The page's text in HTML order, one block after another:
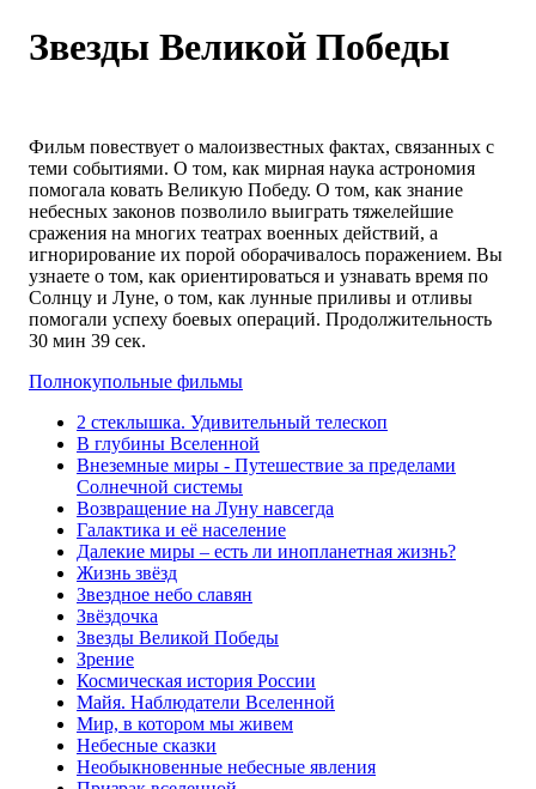
Звезды Великой Победы
Фильм повествует о малоизвестных фактах, связанных с
теми событиями. О том, как мирная наука астрономия
помогала ковать Великую Победу. О том, как знание
небесных законов позволило выиграть тяжелейшие
сражения на многих театрах военных действий, а
игнорирование их порой оборачивалось поражением. Вы
узнаете о том, как ориентироваться и узнавать время по
Солнцу и Луне, о том, как лунные приливы и отливы
помогали успеху боевых операций. Продолжительность
30 мин 39 сек.
Полнокупольные фильмы
2 стеклышка. Удивительный телескоп
В глубины Вселенной
Внеземные миры - Путешествие за пределами
Солнечной системы
Возвращение на Луну навсегда
Галактика и её население
Далекие миры – есть ли инопланетная жизнь?
Жизнь звёзд
Звездное небо славян
Звёздочка
Звезды Великой Победы
Зрение
Космическая история России
Майя. Наблюдатели Вселенной
Мир, в котором мы живем
Небесные сказки
Необыкновенные небесные явления